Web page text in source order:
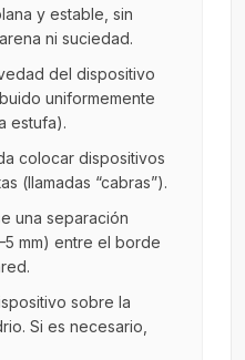
y estable, sin
ni suciedad.
del dispositivo
uniformemente
estufa).
colocar dispositivos
(llamadas “cabras”).
una separación
mm) entre el borde
sobre la
Si es necesario,